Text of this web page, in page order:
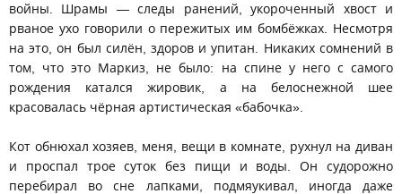
войны. Шрамы — следы ранений, укороченный хвост и
рваное ухо говорили о пережитых им бомбёжках. Несмотря
на это, он был силён, здоров и упитан. Никаких сомнений в
том, что это Маркиз, не было: на спине у него с самого
рождения катался жировик, а на белоснежной шее
красовалась чёрная артистическая «бабочка».
Кот обнюхал хозяев, меня, вещи в комнате, рухнул на диван
и проспал трое суток без пищи и воды. Он судорожно
перебирал во сне лапками, подмяукивал, иногда даже